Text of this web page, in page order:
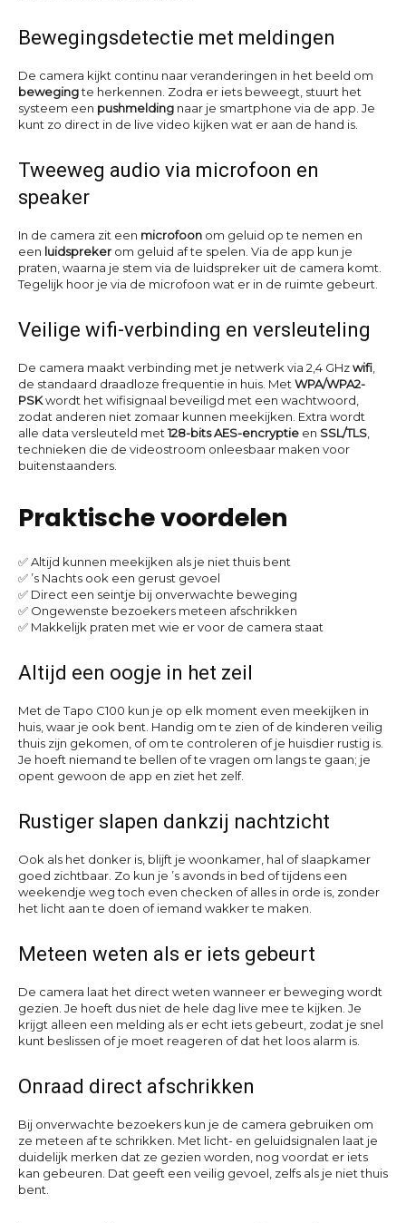
Bewegingsdetectie met meldingen
De camera kijkt continu naar veranderingen in het beeld om
bewegingte herkennen. Zodra er iets beweegt, stuurt het
systeem een pushmelding naar je smartphone via de app. Je
kunt zo direct in de live video kijken wat er aan de hand is.
Tweeweg audio via microfoon en
speaker
In de camera zit een microfoon om geluid op te nemen en
een luidspreker om geluid af te spelen. Via de app kun je
praten, waarna je stem via de luidspreker uit de camera komt.
Tegelijk hoor je via de microfoon wat er in de ruimte gebeurt.
Veilige wifi-verbinding en versleuteling
De camera maakt verbinding met je netwerk via 2,4 GHzwifi
de standaard draadloze frequentie in huis. Met WPA/WPA2-
PSKwordt het wifisignaal beveiligd met een wachtwoord,
zodat anderen niet zomaar kunnen meekijken. Extra wordt
alle data versleuteld met 128-bits AES-encryptie en SSL/TLS
technieken die de videostroom onleesbaar maken voor
buitenstaanders.
Praktische voordelen
✅ Altijd kunnen meekijken als je niet thuis bent
✅ ’s Nachts ook een gerust gevoel
✅ Direct een seintje bij onverwachte beweging
✅ Ongewenste bezoekers meteen afschrikken
✅ Makkelijk praten met wie er voor de camera staat
Altijd een oogje in het zeil
Met de Tapo C100 kun je op elk moment even meekijken in
huis, waar je ook bent. Handig om te zien of de kinderen veilig
thuis zijn gekomen, of om te controleren of je huisdier rustig is.
Je hoeft niemand te bellen of te vragen om langs te gaan; je
opent gewoon de app en ziet het zelf.
Rustiger slapen dankzij nachtzicht
Ook als het donker is, blijft je woonkamer, hal of slaapkamer
goed zichtbaar. Zo kun je ’s avonds in bed of tijdens een
weekendje weg toch even checken of alles in orde is, zonder
het licht aan te doen of iemand wakker te maken.
Meteen weten als er iets gebeurt
De camera laat het direct weten wanneer er beweging wordt
gezien. Je hoeft dus niet de hele dag live mee te kijken. Je
krijgt alleen een melding als er echt iets gebeurt, zodat je snel
kunt beslissen of je moet reageren of dat het loos alarm is.
Onraad direct afschrikken
Bij onverwachte bezoekers kun je de camera gebruiken om
ze meteen af te schrikken. Met licht- en geluidsignalen laat je
duidelijk merken dat ze gezien worden, nog voordat er iets
kan gebeuren. Dat geeft een veilig gevoel, zelfs als je niet thuis
bent.